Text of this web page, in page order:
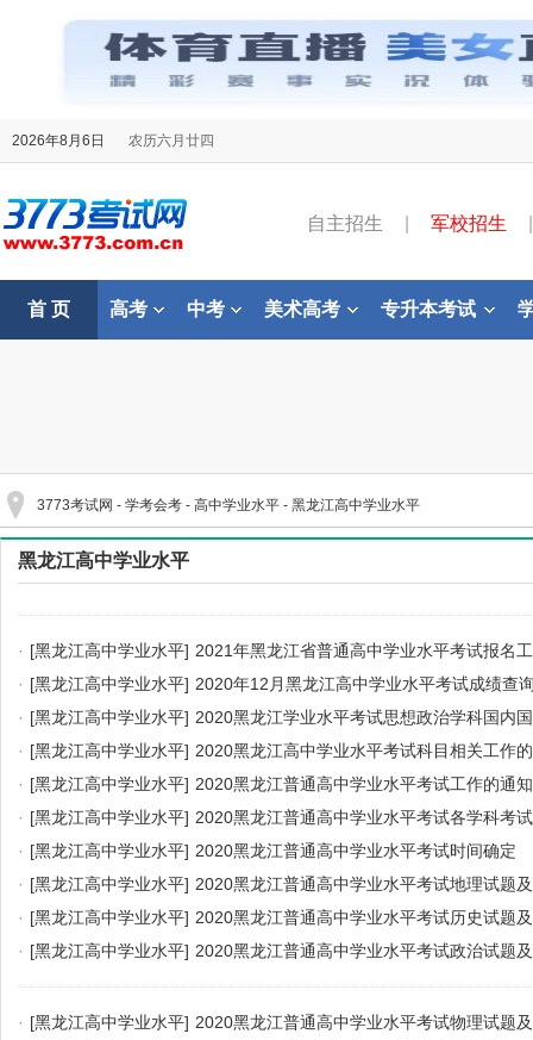
2026年8月6日 农历六月廿四
自主招生 军校招生
首 页 高考 中考 美术高考 专升本考试
3773考试网 - 学考会考 - 高中学业水平 - 黑龙江高中学业水平
黑龙江高中学业水平
· [黑龙江高中学业水平] 2021年黑龙江省普通高中学业水平考试报名
· [黑龙江高中学业水平] 2020年12月黑龙江高中学业水平考试成绩查
· [黑龙江高中学业水平] 2020黑龙江学业水平考试思想政治学科国内
· [黑龙江高中学业水平] 2020黑龙江高中学业水平考试科目相关工作
· [黑龙江高中学业水平] 2020黑龙江普通高中学业水平考试工作的通知
· [黑龙江高中学业水平] 2020黑龙江普通高中学业水平考试各学科考
· [黑龙江高中学业水平] 2020黑龙江普通高中学业水平考试时间确定
· [黑龙江高中学业水平] 2020黑龙江普通高中学业水平考试地理试题
· [黑龙江高中学业水平] 2020黑龙江普通高中学业水平考试历史试题
· [黑龙江高中学业水平] 2020黑龙江普通高中学业水平考试政治试题
· [黑龙江高中学业水平] 2020黑龙江普通高中学业水平考试物理试题